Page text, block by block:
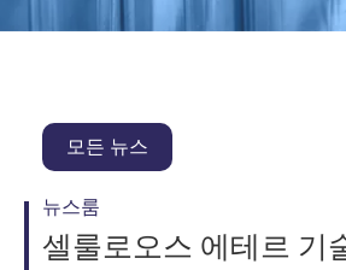
모든 뉴스
뉴스룸
셀룰로오스 에테르 기